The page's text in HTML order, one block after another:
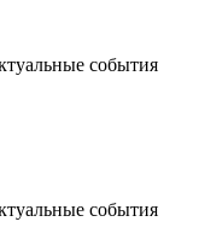
события
события